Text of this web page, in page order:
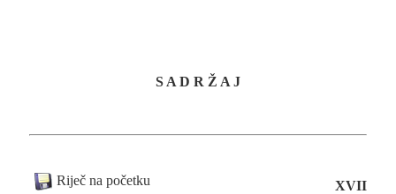
S A D R Ž A J
Riječ na početku XVII